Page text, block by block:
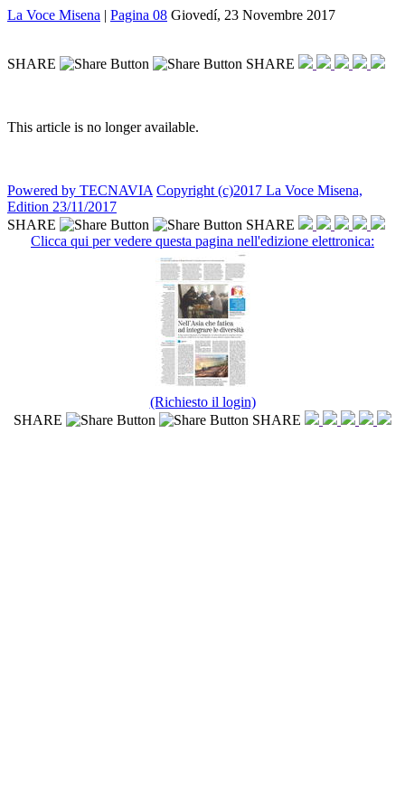
La Voce Misena | Pagina 08 Giovedí, 23 Novembre 2017
SHARE SHARE
This article is no longer available.
Powered by TECNAVIA Copyright (c)2017 La Voce Misena,
Edition 23/11/2017
SHARE
SHARE
Clicca qui per vedere questa pagina nell'edizione elettronica:
(Richiesto il login)
SHARE
SHARE